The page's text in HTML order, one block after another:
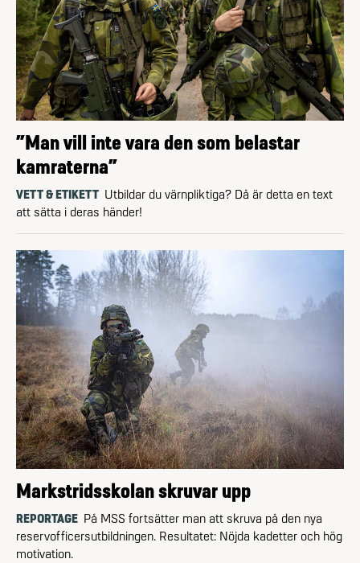
”Man vill inte vara den som belastar
kamraterna”
VETT & ETIKETT Utbildar du värnpliktiga? Då är detta en text
att sätta i deras händer!
Markstridsskolan skruvar upp
REPORTAGE På MSS fort­sätter man att skruva på den nya
reservofficers­utbildningen. Resultatet: Nöjda kadetter och hög
motivation.